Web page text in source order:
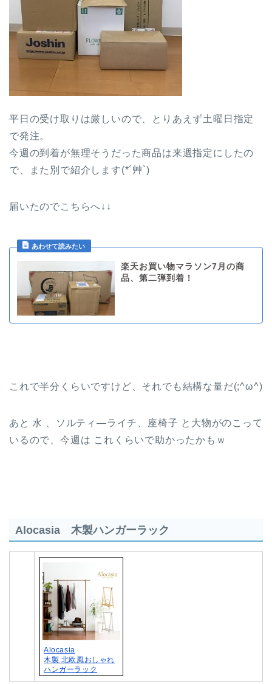
平日の受け取りは厳しいので、とりあえず土曜日指定
で発注。
今週の到着が無理そうだった商品は来週指定にしたの
で、また別で紹介します(*´艸`)
届いたのでこちらへ↓↓
楽天お買い物マラソン7月の商
品、第二弾到着！
これで半分くらいですけど、それでも結構な量だ(;^ω^)
あと 水 、ソルティ―ライチ、座椅子 と大物がのこって
いるので、今週は これくらいで助かったかもｗ
Alocasia 木製ハンガーラック
Alocasia
木製 北欧風おしゃれ
ハンガーラック